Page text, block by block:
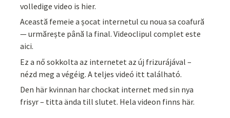
volledige video is hier.
Această femeie a șocat internetul cu noua sa coafură
— urmărește până la final. Videoclipul complet este
aici.
Ez a nő sokkolta az internetet az új frizurájával –
nézd meg a végéig. A teljes videó itt található.
Den här kvinnan har chockat internet med sin nya
frisyr – titta ända till slutet. Hela videon finns här.